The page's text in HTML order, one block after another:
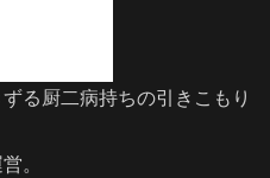
る厨二病持ちの引きこもり
。